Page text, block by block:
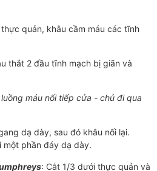
quản, khâu cầm máu các tĩnh
thắt 2 đầu tĩnh mạch bị giãn và
máu nối tiếp cửa - chủ đi qua
dạ dày, sau đó khâu nối lại.
một phần đáy dạ dày.
: Cắt 1/3 dưới thực quản và